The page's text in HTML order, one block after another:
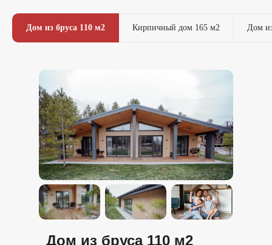
Дом из бруса 110 м2 Кирпичный дом 165 м2 Дом
Дом из бруса 110 м2